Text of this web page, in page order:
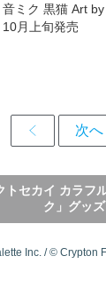
音ミク 黒猫 Art
10月上旬発売
トセカイ カラフ
ク」グッズ
Inc. / © Crypton